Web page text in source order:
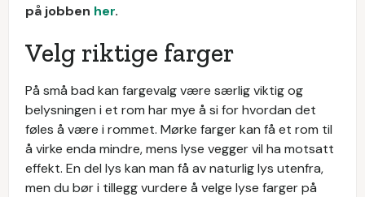
på jobben her.
Velg riktige farger
På små bad kan fargevalg være særlig viktig og
belysningen i et rom har mye å si for hvordan det
føles å være i rommet. Mørke farger kan få et rom til
å virke enda mindre, mens lyse vegger vil ha motsatt
effekt. En del lys kan man få av naturlig lys utenfra,
men du bør i tillegg vurdere å velge lyse farger på